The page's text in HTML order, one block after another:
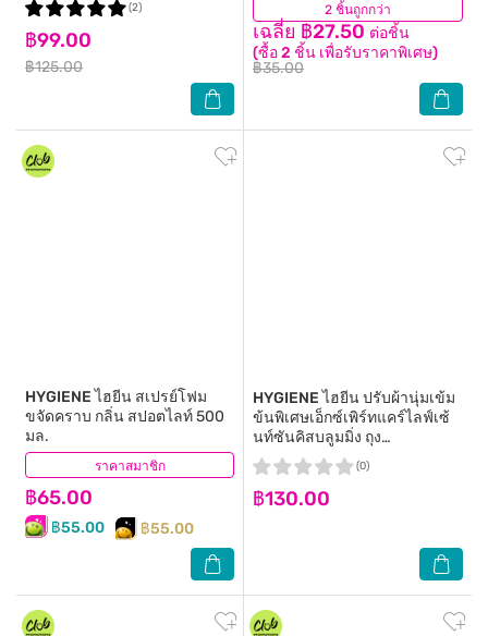
฿99.00
฿125.00
(2) 2 ชิ้นถูกกว่า
เฉลี่ย ฿27.50 ต่อชิ้น
(ซื้อ 2 ชิ้น เพื่อรับราคาพิเศษ)
฿35.00
(2)
ราคาสมาชิก
HYGIENEไฮยีน สเปรย์โฟม
ขจัดคราบ กลิ่น สปอตไลท์ 500
มล.
฿65.00
฿55.00 ฿55.00
(3)
HYGIENEไฮยีน ปรับผ้านุ่มเข้ม
ข้นพิเศษเอ็กซ์เพิร์ทแคร์ไลฟ์เซ้
นท์ซันคิสบลูมมิ่ง ถุง
เติม480(2+1)
฿130.00
(0)